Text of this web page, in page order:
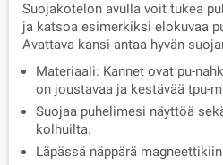
Suojakotelon avulla voit tukea
ja katsoa esimerkiksi elokuvaa
Avattava kansi antaa hyvän
Materiaali: Kannet ovat pu-
on joustavaa ja kestävää tpu-
Suojaa puhelimesi näyttöä
kolhuilta.
Läpässä näppärä